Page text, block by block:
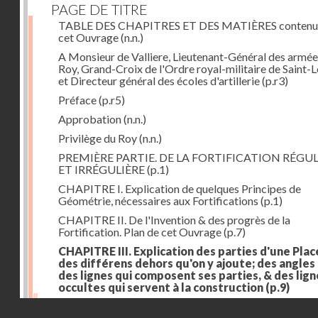
PAGE DE TITRE
TABLE DES CHAPITRES ET DES MATIÈRES
cet Ouvrage(n.n.)
A Monsieur de Valliere, Lieutenant-Général des
Roy, Grand-Croix de l'Ordre royal-militaire de Saint-
et Directeur général des écoles d'artillerie(p.r3)
Préface(p.r5)
Approbation(n.n.)
Privilège du Roy(n.n.)
PREMIÈRE PARTIE. DE LA FORTIFICATION
ET IRRÉGULIÈRE(p.1)
CHAPITRE I. Explication de quelques Principes de
Géométrie, nécessaires aux Fortifications (p.1)
CHAPITRE II. De l'Invention & des progrès de la
Fortification. Plan de cet Ouvrage(p.7)
CHAPITRE III. Explication des parties d'une
des différens dehors qu'on y ajoute; des angles
des lignes qui composent ses parties, & des
occultes qui servent à la construction (p.9)
Des lignes & des angles qui composent les parties